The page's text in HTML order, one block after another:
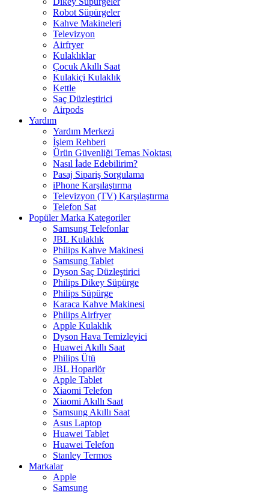
Robot Süpürgeler
Kahve Makineleri
Televizyon
Airfryer
Kulaklıklar
Çocuk Akıllı Saat
Kulakiçi Kulaklık
Kettle
Saç Düzleştirici
Airpods
Yardım
Yardım Merkezi
İşlem Rehberi
Ürün Güvenliği Temas Noktası
Nasıl İade Edebilirim?
Pasaj Sipariş Sorgulama
iPhone Karşılaştırma
Televizyon (TV) Karşılaştırma
Telefon Sat
Popüler Marka Kategoriler
Samsung Telefonlar
JBL Kulaklık
Philips Kahve Makinesi
Samsung Tablet
Dyson Saç Düzleştirici
Philips Dikey Süpürge
Philips Süpürge
Karaca Kahve Makinesi
Philips Airfryer
Apple Kulaklık
Dyson Hava Temizleyici
Huawei Akıllı Saat
Philips Ütü
JBL Hoparlör
Apple Tablet
Xiaomi Telefon
Xiaomi Akıllı Saat
Samsung Akıllı Saat
Asus Laptop
Huawei Tablet
Huawei Telefon
Stanley Termos
Markalar
Apple
Samsung